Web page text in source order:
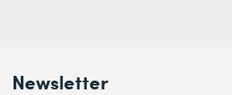
Newsletter